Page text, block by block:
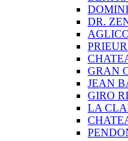
DR.
GRAN
JEAN
GIRO
LA